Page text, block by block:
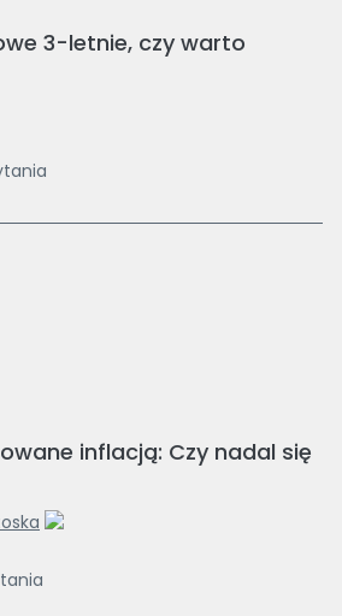
3-letnie, czy warto
inflacją: Czy nadal się